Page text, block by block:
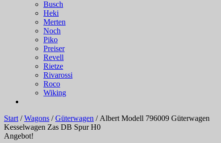
Busch
Heki
Merten
Noch
Piko
Preiser
Revell
Rietze
Rivarossi
Roco
Wiking
Start/Wagons /Güterwagen / Albert Modell 796009 Güterwagen
Kesselwagen Zas DB Spur H0
Angebot!